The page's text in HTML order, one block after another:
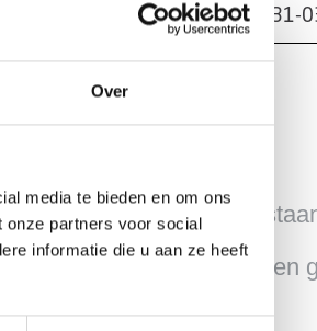
Over
media te bieden en om ons
onze partners voor social
informatie die u aan ze heeft
31-
leerlingen groeien,
de leraar en de school een